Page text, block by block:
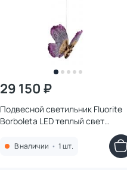
29 150 ₽
Подвесной светильник Fluorite
Borboleta LED теплый свет
В наличии • 1 шт.